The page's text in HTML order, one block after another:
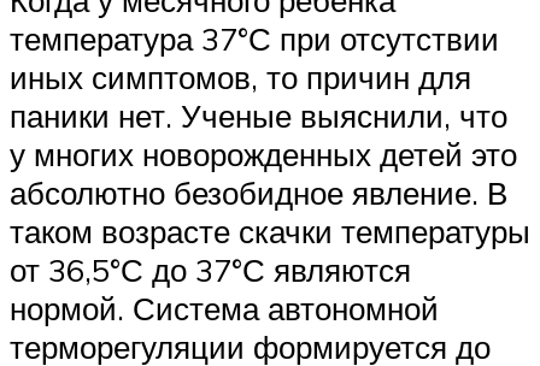
температура 37°С при отсутствии
иных симптомов, то причин для
паники нет. Ученые выяснили, что
у многих новорожденных детей это
абсолютно безобидное явление. В
таком возрасте скачки температуры
от 36,5°С до 37°С являются
нормой. Система автономной
терморегуляции формируется до